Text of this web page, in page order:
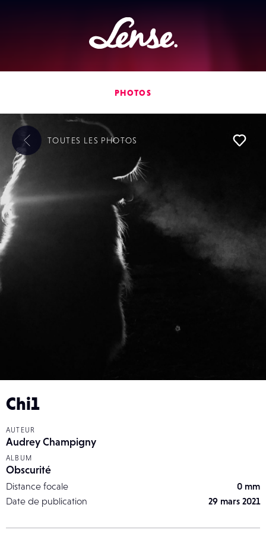
Lense
PHOTOS
Chi1
AUTEUR
Audrey Champigny
ALBUM
Obscurité
Distance focale
0 mm
Date de publication
29 mars 2021
TOUTES LES PHOTOS